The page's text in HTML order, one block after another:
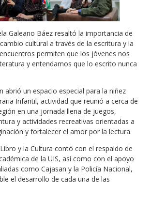
Galeano Báez resaltó la importancia de
cultural a través de la escritura y la
permiten que los jóvenes nos
y entendamos que lo escrito nunca
abrió un espacio especial para la niñez
Infantil, actividad que reunió a cerca de
en una jornada llena de juegos,
y actividades recreativas orientadas a
y fortalecer el amor por la lectura.
y la Cultura contó con el respaldo de
de la UIS, así como con el apoyo
como Cajasan y la Policía Nacional,
el desarrollo de cada una de las